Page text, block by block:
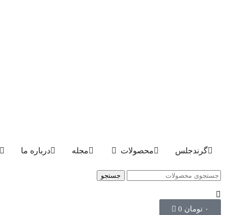
گرندجلس محصولات مجله درباره ما
جستجو
۰ تومان 0